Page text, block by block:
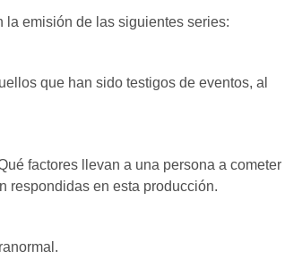
la emisión de las siguientes series:
que han sido testigos de eventos, al
factores llevan a una persona a cometer
respondidas en esta producción.